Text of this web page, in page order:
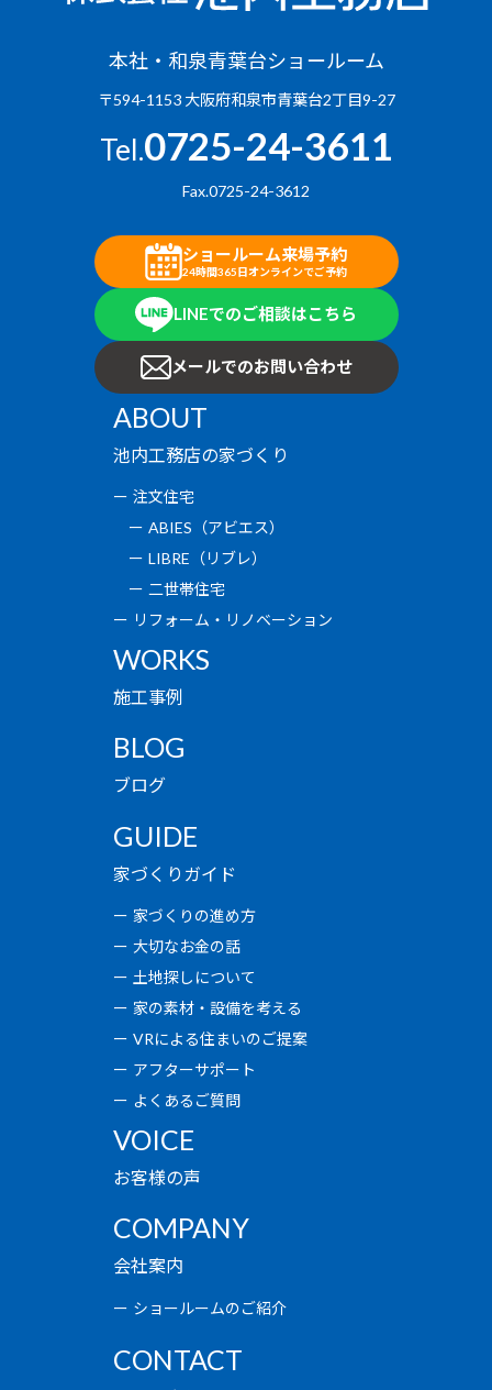
本社・和泉青葉台ショールーム
〒594-1153 大阪府和泉市青葉台2丁目9-27
Tel.0725-24-3611
Fax.0725-24-3612
ショールーム来場予約
24時間365日オンラインでご予約
LINEでのご相談はこちら
メールでのお問い合わせ
ABOUT
池内工務店の家づくり
注文住宅
ABIES（アビエス）
LIBRE（リブレ）
二世帯住宅
リフォーム・リノベーション
WORKS
施工事例
BLOG
ブログ
GUIDE
家づくりガイド
家づくりの進め方
大切なお金の話
土地探しについて
家の素材・設備を考える
VRによる住まいのご提案
アフターサポート
よくあるご質問
VOICE
お客様の声
COMPANY
会社案内
ショールームのご紹介
CONTACT